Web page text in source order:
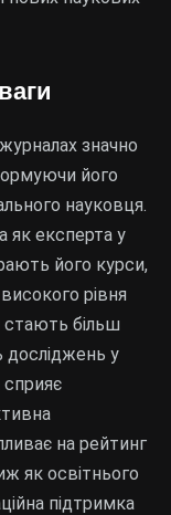
значно
його
науковця.
як експерта у
його курси,
рівня
стають більш
у
сприяє
на рейтинг
як освітнього
підтримка